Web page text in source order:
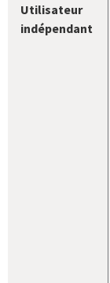
Utilisateur
indépendant